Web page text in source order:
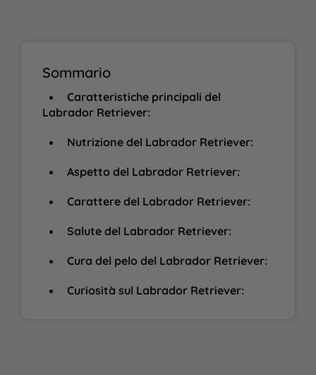
Sommario
Caratteristiche principali del
Labrador Retriever:
Nutrizione del Labrador Retriever:
Aspetto del Labrador Retriever:
Carattere del Labrador Retriever:
Salute del Labrador Retriever:
Cura del pelo del Labrador Retriever:
Curiosità sul Labrador Retriever: